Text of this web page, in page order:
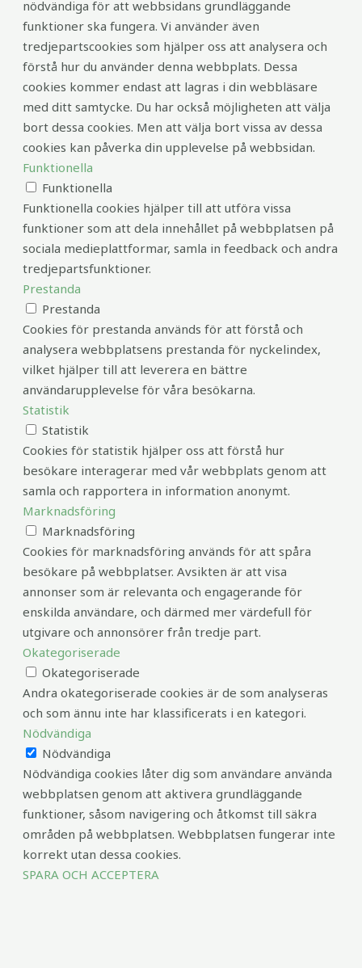
nödvändiga för att webbsidans grundläggande
funktioner ska fungera. Vi använder även
tredjepartscookies som hjälper oss att analysera och
förstå hur du använder denna webbplats. Dessa
cookies kommer endast att lagras i din webbläsare
med ditt samtycke. Du har också möjligheten att välja
bort dessa cookies. Men att välja bort vissa av dessa
cookies kan påverka din upplevelse på webbsidan.
Funktionella
Funktionella
Funktionella cookies hjälper till att utföra vissa
funktioner som att dela innehållet på webbplatsen på
sociala medieplattformar, samla in feedback och andra
tredjepartsfunktioner.
Prestanda
Prestanda
Cookies för prestanda används för att förstå och
analysera webbplatsens prestanda för nyckelindex,
vilket hjälper till att leverera en bättre
användarupplevelse för våra besökarna.
Statistik
Statistik
Cookies för statistik hjälper oss att förstå hur
besökare interagerar med vår webbplats genom att
samla och rapportera in information anonymt.
Marknadsföring
Marknadsföring
Cookies för marknadsföring används för att spåra
besökare på webbplatser. Avsikten är att visa
annonser som är relevanta och engagerande för
enskilda användare, och därmed mer värdefull för
utgivare och annonsörer från tredje part.
Okategoriserade
Okategoriserade
Andra okategoriserade cookies är de som analyseras
och som ännu inte har klassificerats i en kategori.
Nödvändiga
Nödvändiga
Nödvändiga cookies låter dig som användare använda
webbplatsen genom att aktivera grundläggande
funktioner, såsom navigering och åtkomst till säkra
områden på webbplatsen. Webbplatsen fungerar inte
korrekt utan dessa cookies.
SPARA OCH ACCEPTERA